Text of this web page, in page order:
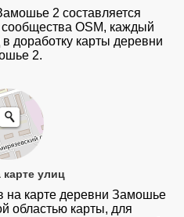
2 составляется
сообщества OSM, каждый
доработку карты деревни
2.
карте улиц
на карте деревни Замошье
областью карты, для